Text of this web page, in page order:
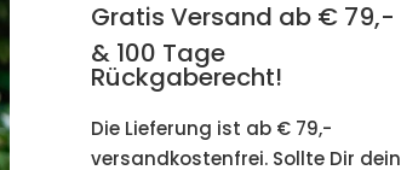
Gratis Versand ab € 79,-
& 100 Tage
Rückgaberecht!
Die Lieferung ist ab € 79,-
versandkostenfrei. Sollte Dir dein